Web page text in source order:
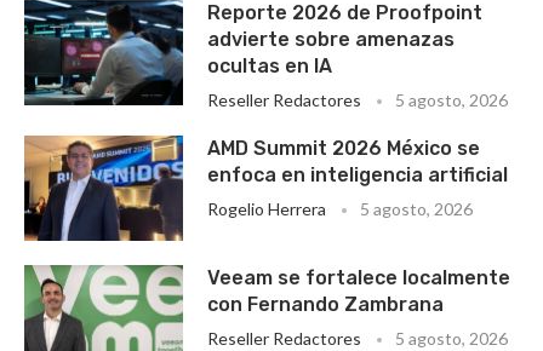
Reporte 2026 de Proofpoint
advierte sobre amenazas
ocultas en IA
Reseller Redactores 5 agosto, 2026
AMD Summit 2026 México se
enfoca en inteligencia artificial
Rogelio Herrera 5 agosto, 2026
Veeam se fortalece localmente
con Fernando Zambrana
Reseller Redactores 5 agosto, 2026